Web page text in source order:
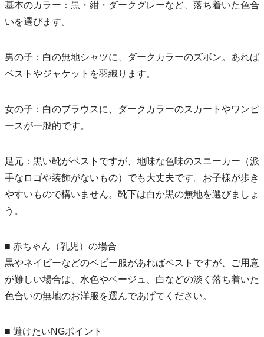
基本のカラー：黒・紺・ダークグレーなど、落ち着いた色合
いを選びます。
男の子：白の無地シャツに、ダークカラーのズボン。あれば
ベストやジャケットを羽織ります。
女の子：白のブラウスに、ダークカラーのスカートやワンピ
ースが一般的です。
足元：黒い靴がベストですが、地味な色味のスニーカー（派
手なロゴや装飾がないもの）でも大丈夫です。お子様が歩き
やすいもので構いません。靴下は白か黒の無地を選びましょ
う。
■ 赤ちゃん（乳児）の場合
黒やネイビーなどのベビー服があればベストですが、ご用意
が難しい場合は、水色やベージュ、白などの淡く落ち着いた
色合いの無地のお洋服を選んであげてください。
■ 避けたいNGポイント